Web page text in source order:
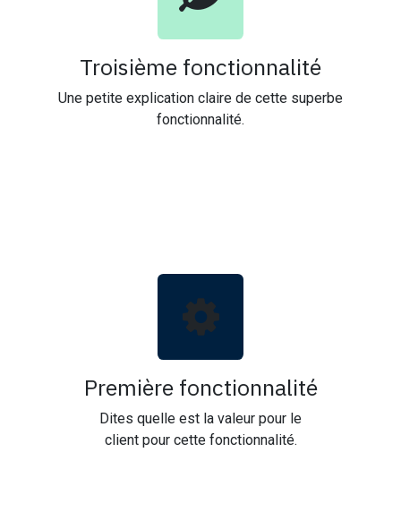
Troisième fonctionnalité
Une petite explication claire de cette superbe
fonctionnalité.
Première fonctionnalité
Dites quelle est la valeur pour le
client pour cette fonctionnalité.